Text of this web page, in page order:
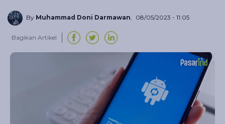
Harga
FAQ
By Muhammad Doni Darmawan, 08/05/2023 - 11:05
Bagikan Artikel